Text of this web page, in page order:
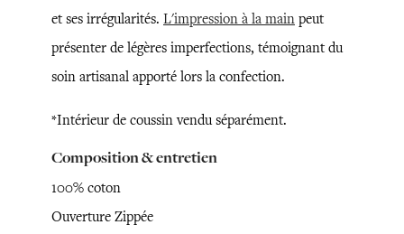
et ses irrégularités. L'impression à la main peut
présenter de légères imperfections, témoignant du
soin artisanal apporté lors la confection.
*Intérieur de coussin vendu séparément.
Composition & entretien
100% coton
Ouverture Zippée